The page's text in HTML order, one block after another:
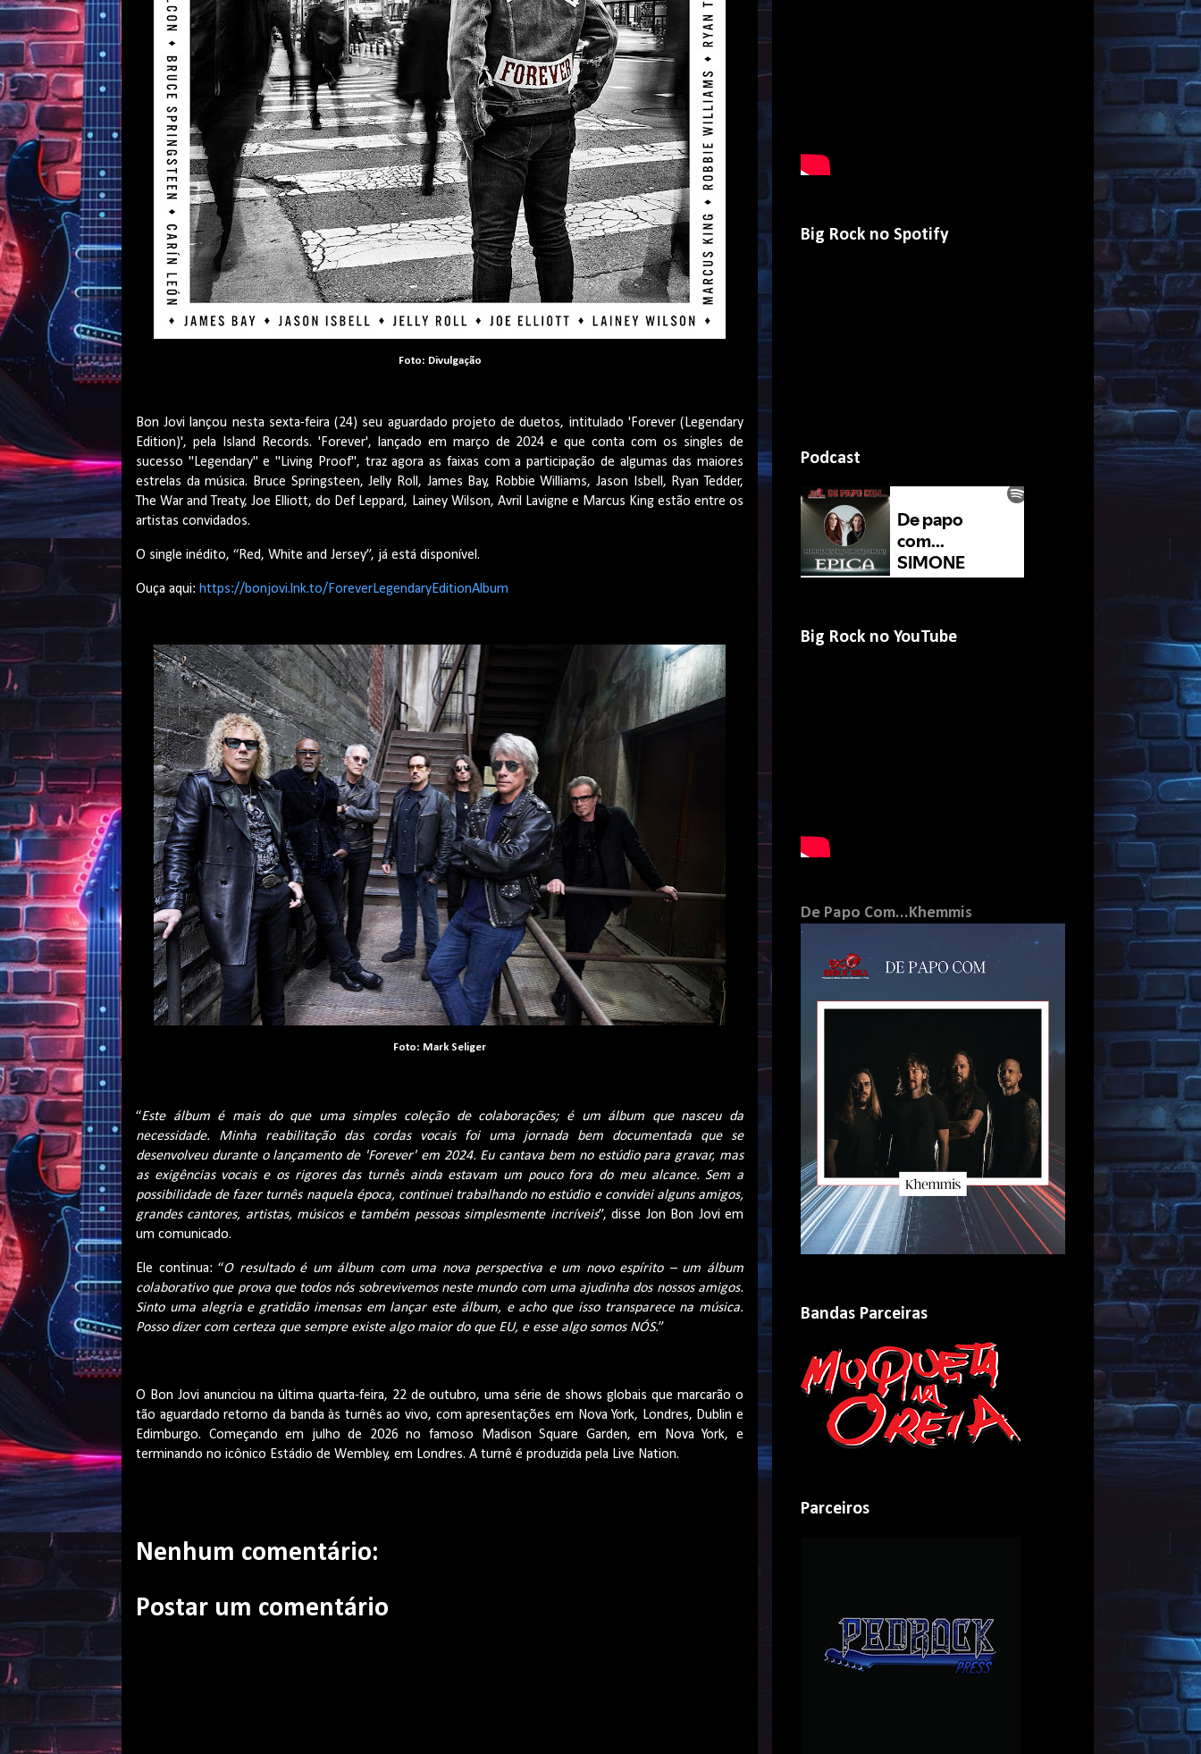
Foto: Divulgação
Bon Jovi lançou nesta sexta-feira (24) seu aguardado projeto de duetos, intitulado 'Forever( Legendary
Edition)', pela Island Records. 'Forever', lançado em março de 2024 e que conta com os singles de
sucesso " Legendary" e "Living Proof", traz agora as faixas com a participação de algumas das maiores
estrelas da música. Bruce Springsteen,Jelly Roll , James Bay, Robbie Williams, Jason Isbell , RyanTedder,
The Warand Treaty, Joe Elliott, do Def Leppard, LaineyWilson, Avril Lavigne e Marcus King estão entre os
artistas convidados.
O single inédito, “Red, White and Jersey”, já está disponível.
Ouça aqui: https://bonjovi.lnk.to/ForeverLegendaryEditionAlbum
Foto: Mark Seliger
“Este álbum é mais do que uma simples coleção de colaborações; é um álbum que nasceu da
necessidade. Minha reabilitação das cordas vocais foi uma jornada bem documentada que se
desenvolveu durante o lançamento de 'Forever' em 2024. Eu cantava bem no estúdio para gravar, mas
as exigências vocais e os rigores das turnês ainda estavam um pouco fora do meu alcance. Sem a
possibilidade de fazer turnês naquela época, continuei trabalhando no estúdio e convidei alguns amigos,
grandes cantores, artistas, músicos e também pessoas simplesmente incríveis”, disse Jon Bon Jovi em
um comunicado.
Ele continua: “O resultado é um álbum com uma nova perspectiva e um novo espírito – um álbum
colaborativo que prova que todos nós sobrevivemos neste mundo com uma ajudinha dos nossos amigos.
Sinto uma alegria e gratidão imensas em lançar este álbum, e acho que isso transparece na música.
Posso dizer com certeza que sempre existe algo maior do que EU, e esse algo somos NÓS.”
O Bon Jovi anunciou na última quarta-feira, 22 de outubro, uma série de shows globais que marcarão o
tão aguardado retorno da banda às turnês ao vivo, com apresentações em Nova York, Londres, Dublin e
Edimburgo. Começando em julho de 2026 no famoso Madison Square Garden, em Nova York, e
terminando no icônico Estádio de Wembley, em Londres. A turnê é produzida pela Live Nation.
Nenhum comentário:
Postar um comentário
Big Rock no Spotify
Podcast
Big Rock no YouTube
De Papo Com...Khemmis
Bandas Parceiras
Parceiros